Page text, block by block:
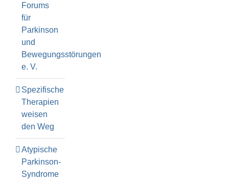
Forums
für
Parkinson
und
Bewegungsstörungen
e. V.
Spezifische
Therapien
weisen
den Weg
Atypische
Parkinson-
Syndrome